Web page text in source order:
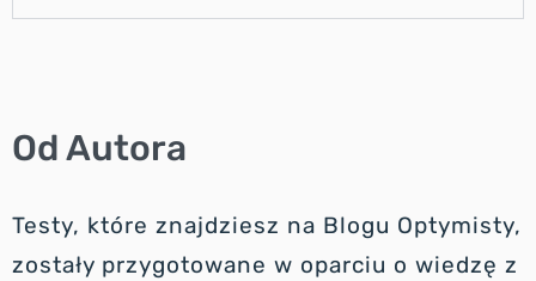
Od Autora
Testy, które znajdziesz na Blogu Optymisty,
zostały przygotowane w oparciu o wiedzę z